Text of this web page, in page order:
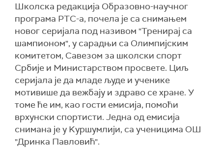
Школска редакција Образовно-научног
програма РТС-а, почела је са снимањем
новог серијала под називом "Тренирај са
шампионом", у сарадњи са Олимпијским
комитетом, Савезом за школски спорт
Србије и Министарством просвете. Циљ
серијала је да младе људе и ученике
мотивише да вежбају и здраво се хране. У
томе ће им, као гости емисија, помоћи
врхунски спортисти. Једна од емисија
снимана је у Kуршумлији, са ученицима ОШ
"Дринка Павловић".